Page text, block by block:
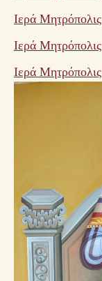
Ιερά
Ιερά
Ιερά